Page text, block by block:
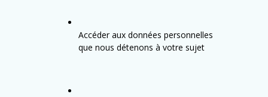
Accéder aux données personnelles
que nous détenons à votre sujet